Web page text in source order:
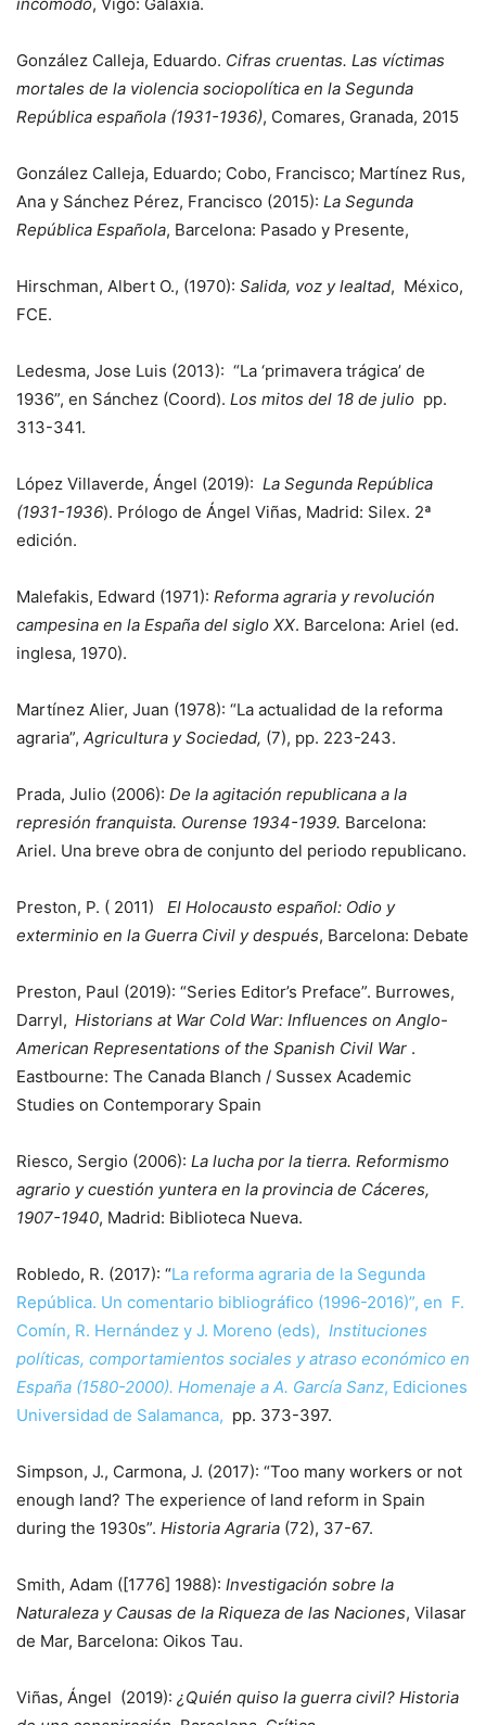
González Calleja, Eduardo. Cifras cruentas. Las víctimas
mortales de la violencia sociopolítica en la Segunda
República española (1931-1936), Comares, Granada, 2015
González Calleja, Eduardo; Cobo, Francisco; Martínez Rus,
Ana y Sánchez Pérez, Francisco (2015): La Segunda
República Española, Barcelona: Pasado y Presente,
Hirschman, Albert O., (1970): Salida, voz y lealtad, México,
FCE.
Ledesma, Jose Luis (2013): “La ‘primavera trágica’ de
1936”, en Sánchez (Coord). Los mitos del 18 de julio pp.
313-341.
López Villaverde, Ángel (2019): La Segunda República
(1931-1936). Prólogo de Ángel Viñas, Madrid: Silex. 2ª
edición.
Malefakis, Edward (1971): Reforma agraria y revolución
campesina en la España del siglo XX. Barcelona: Ariel (ed.
inglesa, 1970).
Martínez Alier, Juan (1978): “La actualidad de la reforma
agraria”, Agricultura y Sociedad, (7), pp. 223-243.
Prada, Julio (2006): De la agitación republicana a la
represión franquista. Ourense 1934-1939. Barcelona:
Ariel. Una breve obra de conjunto del periodo republicano.
Preston, P. ( 2011) El Holocausto español: Odio y
exterminio en la Guerra Civil y después, Barcelona: Debate
Preston, Paul (2019): “Series Editor’s Preface”. Burrowes,
Darryl, Historians at War Cold War: Influences on Anglo-
American Representations of the Spanish Civil War .
Eastbourne: The Canada Blanch / Sussex Academic
Studies on Contemporary Spain
Riesco, Sergio (2006): La lucha por la tierra. Reformismo
agrario y cuestión yuntera en la provincia de Cáceres,
1907-1940, Madrid: Biblioteca Nueva.
Robledo, R. (2017): “La reforma agraria de la Segunda
República. Un comentario bibliográfico (1996-2016)”, en F.
Comín, R. Hernández y J. Moreno (eds), Instituciones
políticas, comportamientos sociales y atraso económico en
España (1580-2000). Homenaje a A. García Sanz, Ediciones
Universidad de Salamanca, pp. 373-397.
Simpson, J., Carmona, J. (2017): “Too many workers or not
enough land? The experience of land reform in Spain
during the 1930s”. Historia Agraria (72), 37-67.
Smith, Adam ([1776] 1988): Investigación sobre la
Naturaleza y Causas de la Riqueza de las Naciones, Vilasar
de Mar, Barcelona: Oikos Tau.
Viñas, Ángel (2019): ¿Quién quiso la guerra civil? Historia